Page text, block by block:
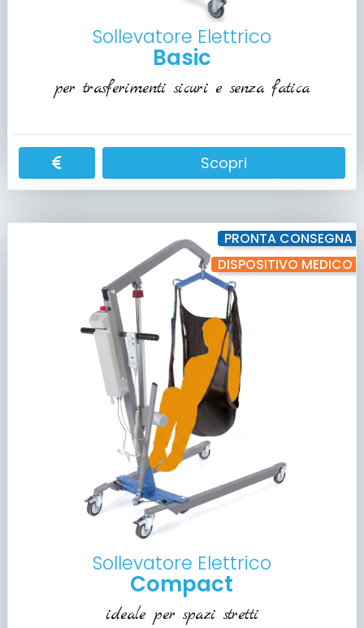
Sollevatore Elettrico
Basic
per trasferimenti sicuri e senza fatica
Scopri
PRONTA CONSEGNA
DISPOSITIVO MEDICO
Sollevatore Elettrico
Compact
ideale per spazi stretti